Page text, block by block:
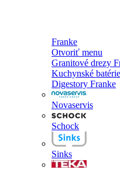
Franke
Otvoriť menu
Granitové drezy
Kuchynské
Digestory Franke
Novaservis
Schock
Sinks